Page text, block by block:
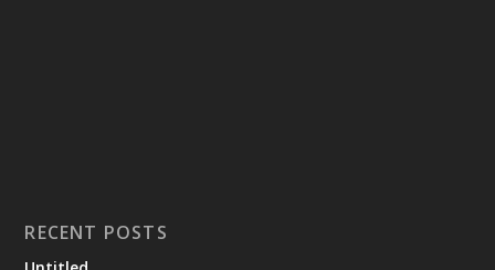
RECENT POSTS